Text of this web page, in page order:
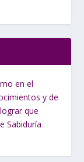
en el
y de
que
Sabiduría